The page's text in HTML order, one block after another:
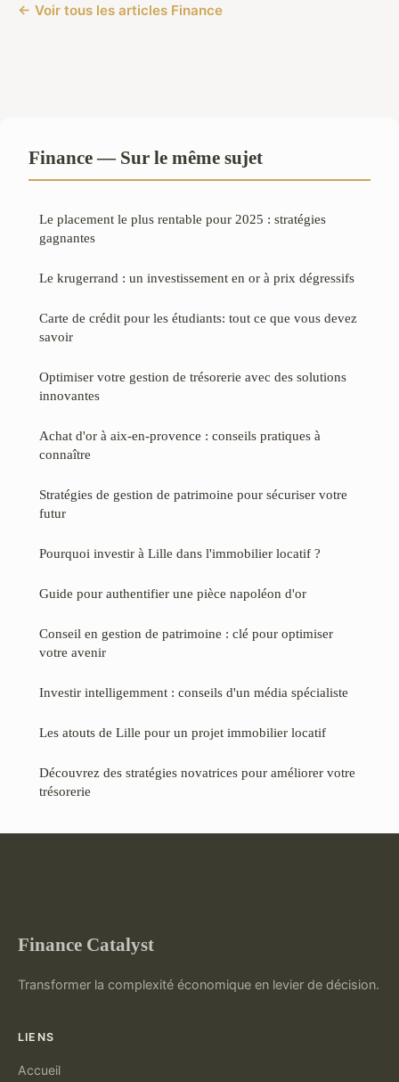
← Voir tous les articles Finance
Finance — Sur le même sujet
Le placement le plus rentable pour 2025 : stratégies
gagnantes
Le krugerrand : un investissement en or à prix dégressifs
Carte de crédit pour les étudiants: tout ce que vous devez
savoir
Optimiser votre gestion de trésorerie avec des solutions
innovantes
Achat d'or à aix-en-provence : conseils pratiques à
connaître
Stratégies de gestion de patrimoine pour sécuriser votre
futur
Pourquoi investir à Lille dans l'immobilier locatif ?
Guide pour authentifier une pièce napoléon d'or
Conseil en gestion de patrimoine : clé pour optimiser
votre avenir
Investir intelligemment : conseils d'un média spécialiste
Les atouts de Lille pour un projet immobilier locatif
Découvrez des stratégies novatrices pour améliorer votre
trésorerie
Finance Catalyst
Transformer la complexité économique en levier de décision.
LIENS
Accueil